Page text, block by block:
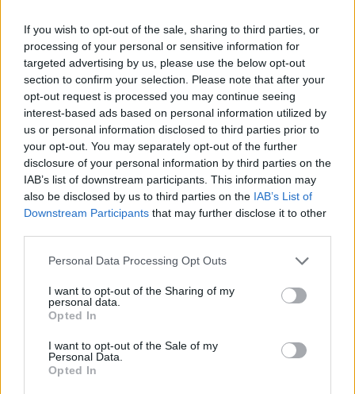
If you wish to opt-out of the sale, sharing to third parties, or
processing of your personal or sensitive information for
targeted advertising by us, please use the below opt-out
section to confirm your selection. Please note that after your
opt-out request is processed you may continue seeing
interest-based ads based on personal information utilized by
us or personal information disclosed to third parties prior to
your opt-out. You may separately opt-out of the further
disclosure of your personal information by third parties on the
IAB’s list of downstream participants. This information may
also be disclosed by us to third parties on the IAB’s List of
Downstream Participants that may further disclose it to other
Personal Data Processing Opt Outs
I want to opt-out of the Sharing of my
personal data.
Opted In
I want to opt-out of the Sale of my
Personal Data.
Opted In
citrus och vispad vaniljcrème fraîche.
Crème Brûlée
vanilj, denna räcker att du gör halv sats och gräddar i